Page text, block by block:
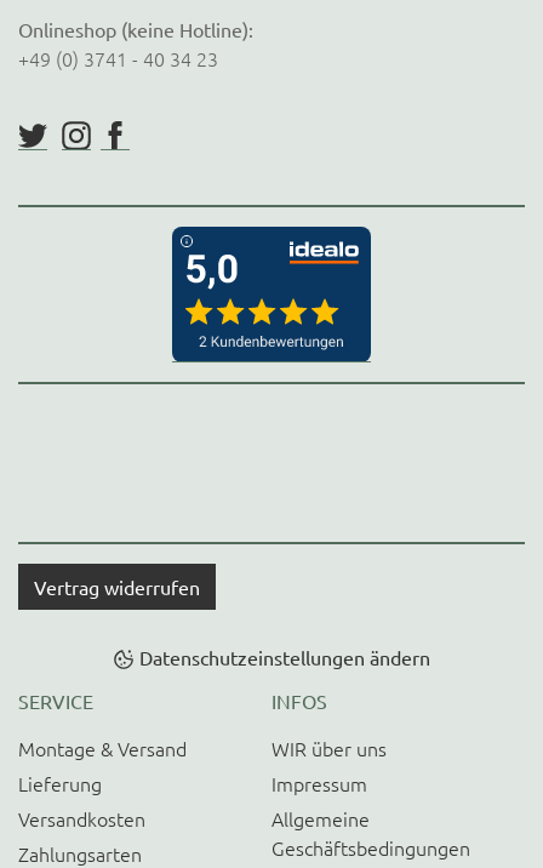
Onlineshop (keine Hotline):
+49 (0) 3741 - 40 34 23
Vertrag widerrufen
Datenschutzeinstellungen ändern
SERVICE
Montage & Versand
Lieferung
Versandkosten
Zahlungsarten
INFOS
WIR über uns
Impressum
Allgemeine
Geschäftsbedingungen